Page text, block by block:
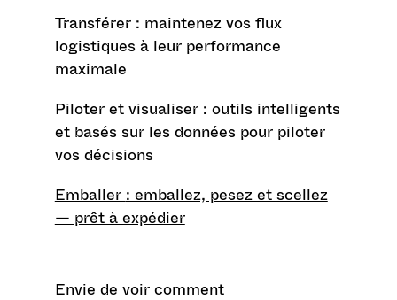
Transférer: maintenez vos flux
logistiques à leur performance
maximale
Piloter et visualiser: outils intelligents
et basés sur les données pour piloter
vos décisions
Emballer : emballez, pesez et scellez
— prêt à expédier
Envie de voir comment